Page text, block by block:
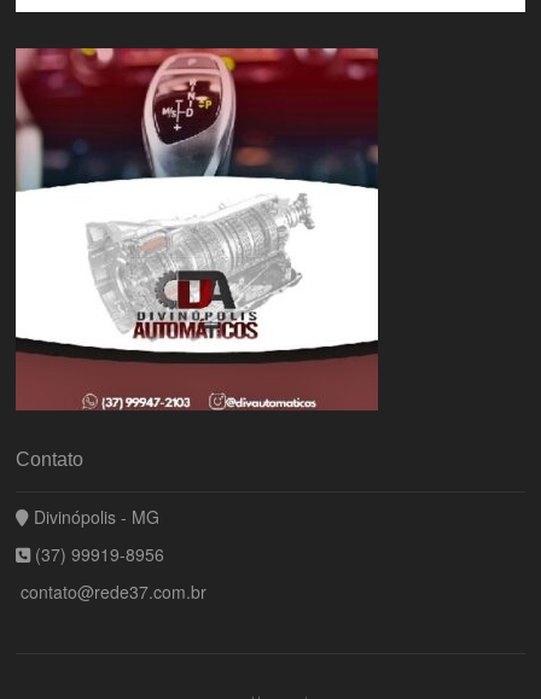
Contato
Divinópolis - MG
(37) 99919-8956
contato@rede37.com.br